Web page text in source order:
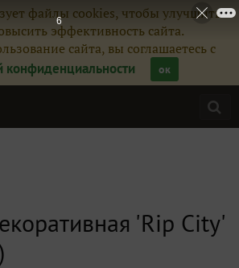
файлы cookies, чтобы улучшить
эффективность сайта.
сайта, вы соглашаетесь с
конфиденциальности
ок
'Rip City'
4